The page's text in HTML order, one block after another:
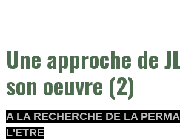
Une approche de
son oeuvre (2)
A LA RECHERCHE DE LA
L'ETRE